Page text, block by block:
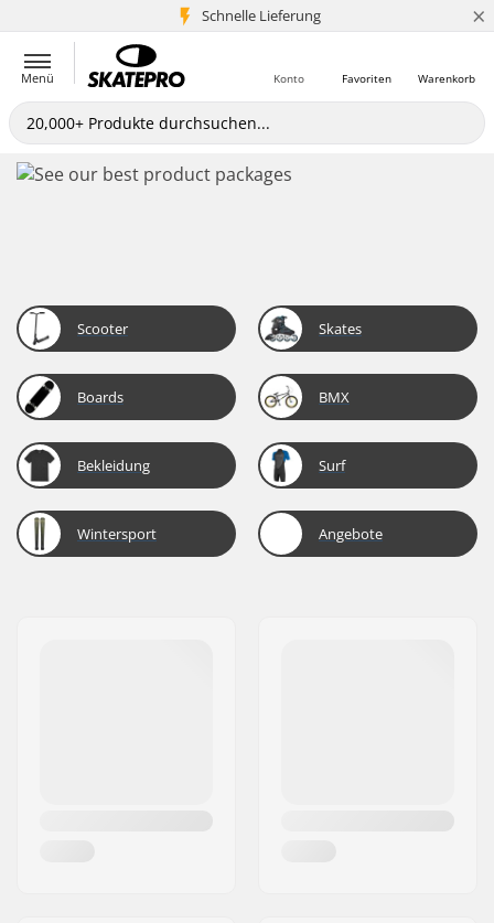
Schnelle Lieferung
5+ Mio. Kunden ×
Menü Warenkorb
Favoriten
Konto
Scooter Skates
Boards BMX
Bekleidung Surf
Wintersport Angebote